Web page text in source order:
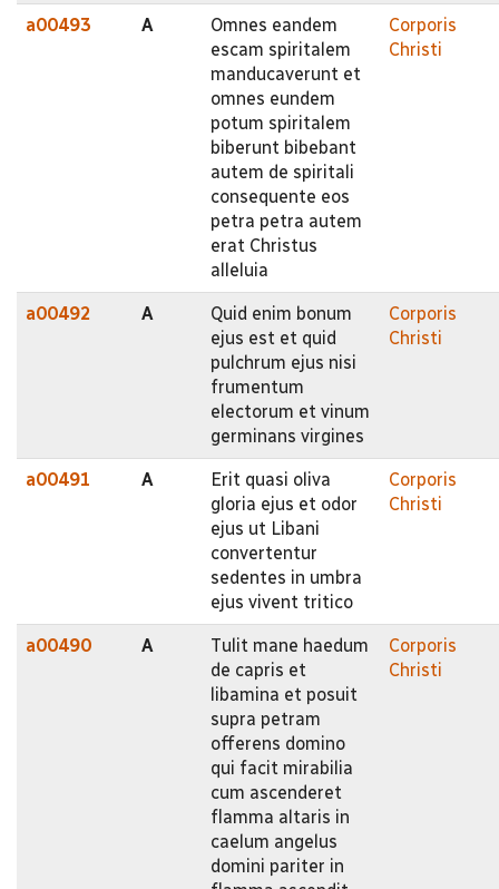
a00493 A
Omnes eandem
escam spiritalem
manducaverunt et
omnes eundem
potum spiritalem
biberunt bibebant
autem de spiritali
consequente eos
petra petra autem
erat Christus
alleluia
Corporis
Christi
a00492 A
Quid enim bonum
ejus est et quid
pulchrum ejus nisi
frumentum
electorum et vinum
germinans virgines
Corporis
Christi
a00491 A
Erit quasi oliva
gloria ejus et odor
ejus ut Libani
convertentur
sedentes in umbra
ejus vivent tritico
Corporis
Christi
a00490 A
Tulit mane haedum
de capris et
libamina et posuit
supra petram
offerens domino
qui facit mirabilia
cum ascenderet
flamma altaris in
caelum angelus
domini pariter in
Corporis
Christi